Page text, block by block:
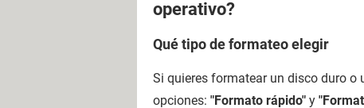
operativo?
Qué tipo de formateo elegir
Si quieres formatear un disco duro o
opciones: "Formato rápido" y